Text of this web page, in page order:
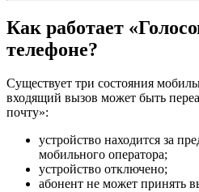
Как работает
телефоне?
Существует три состояния
входящий вызов может быть
почту»:
устройство находится за
мобильного оператора;
устройство отключено;
абонент не может принять